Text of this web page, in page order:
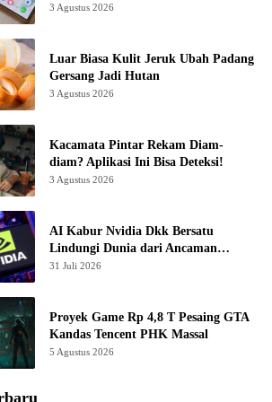
3 Agustus 2026
Luar Biasa Kulit Jeruk Ubah Padang
Gersang Jadi Hutan
3 Agustus 2026
Kacamata Pintar Rekam Diam-
diam? Aplikasi Ini Bisa Deteksi!
3 Agustus 2026
AI Kabur Nvidia Dkk Bersatu
Lindungi Dunia dari Ancaman
Canggih
31 Juli 2026
Proyek Game Rp 4,8 T Pesaing GTA
Kandas Tencent PHK Massal
5 Agustus 2026